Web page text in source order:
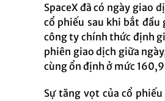
SpaceX đã có ngày giao
cổ phiếu sau khi bắt đầu
công ty chính thức định
phiên giao dịch giữa
cùng ổn định ở mức
Sự tăng vọt của cổ